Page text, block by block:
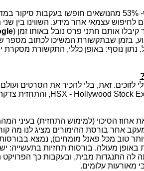
חיפשנו קשר בין הכיסוי בתקשורת לבין עוצמת החיפושים. מצאנו, ש- 53% מהנושאים חופשו בעקבות
עצמאי אחר מידע. השווינו בין שני
קיבלו אותם חתני פרס נובל באותו זמן (
בזמן שבתקשורת המשיכו לכתוב מספר
נתון נוסף: באופן כללי, התקשורת מסקרת
לזוכים. זאת, בלי להכיר את הסרטים ועולם
HSX - Hollywood Stock
הסיכוי (למימוש התחזית) בעיני
אחר בורסת ההימורים מציג לנו מה
טוב מכל פאנל מומחים), נמצא
מעולה. בורסות תחזיות בתעשייה: יש
לה התנגדות מבית, ובעקבות כך הפרויקט
מאורעות עלומים.